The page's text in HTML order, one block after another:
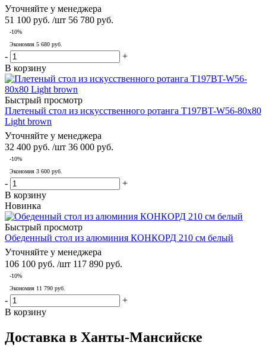
Уточняйте у менеджера
51 100 руб. /шт 56 780 руб.
-10%
Экономия 5 680 руб.
-
+
В корзину
Быстрый просмотр
Плетеный стол из искусственного ротанга T197BT-W56-80x80
Light brown
Уточняйте у менеджера
32 400 руб. /шт 36 000 руб.
-10%
Экономия 3 600 руб.
-
+
В корзину
Новинка
Быстрый просмотр
Обеденный стол из алюминия КОНКОРД 210 см белый
Уточняйте у менеджера
106 100 руб. /шт 117 890 руб.
-10%
Экономия 11 790 руб.
-
+
В корзину
Доставка в Ханты-Мансийске